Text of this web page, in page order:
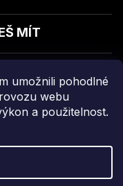
umožnili pohodlné
webu
a použitelnost.
MÍT